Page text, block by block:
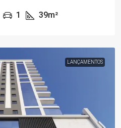
1 39m²
LANÇAMENTOS